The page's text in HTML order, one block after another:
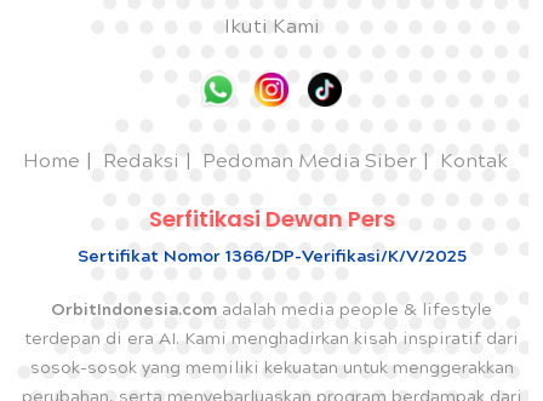
Ikuti Kami
Home Redaksi Pedoman Media Siber Kontak
Serfitikasi Dewan Pers
Sertifikat Nomor 1366/DP-Verifikasi/K/V/2025
OrbitIndonesia.com adalah media people & lifestyle
terdepan di era AI. Kami menghadirkan kisah inspiratif dari
sosok-sosok yang memiliki kekuatan untuk menggerakkan